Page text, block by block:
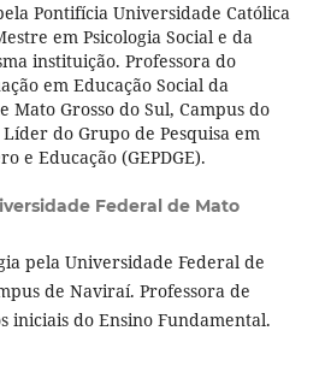
Pontifícia Universidade Católica
em Psicologia Social e da
instituição. Professora do
em Educação Social da
Mato Grosso do Sul, Campus do
Líder do Grupo de Pesquisa em
e Educação (GEPDGE).
Federal de Mato
pela Universidade Federal de
de Naviraí. Professora de
iniciais do Ensino Fundamental.